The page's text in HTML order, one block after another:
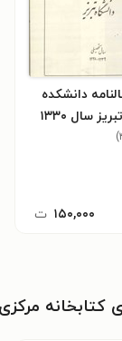
دانشکده
سال ۱۳۳۰
)
۱۵۰,۰۰۰ ت
کتابخانه